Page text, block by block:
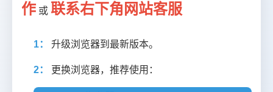
作 或 联系右下角网站客服
1： 升级浏览器到最新版本。
2： 更换浏览器，推荐使用：